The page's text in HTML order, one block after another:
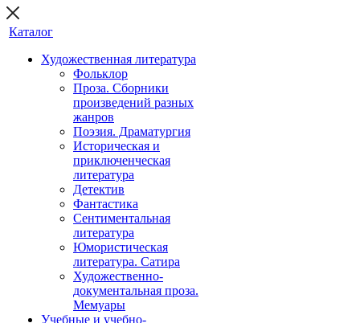
Каталог
Художественная литература
Фольклор
Проза. Сборники
произведений разных
жанров
Поэзия. Драматургия
Историческая и
приключенческая
литература
Детектив
Фантастика
Сентиментальная
литература
Юмористическая
литература. Сатира
Художественно-
документальная проза.
Мемуары
Учебные и учебно-